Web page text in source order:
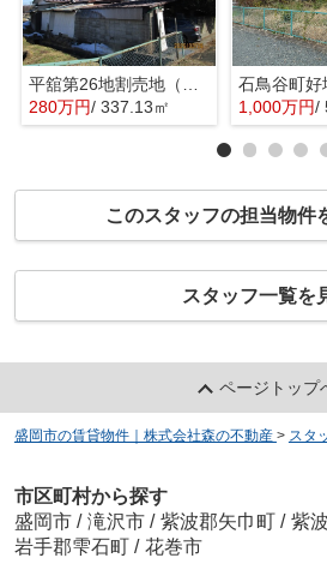
280万円/ 337.13㎡
1,000万円/
このスタッフの担当物件
スタッフ一覧を
ページトップ
盛岡市の賃貸物件｜株式会社森の不動産 > スタ
市区町村から探す
盛岡市 / 滝沢市 / 紫波郡矢巾町 / 紫
岩手郡雫石町 / 花巻市